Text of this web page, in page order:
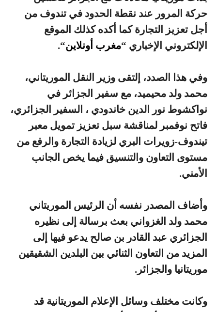
حركة المرور عند نقطة الحدود في تندوف من
أجل تعزيز التجارة كما أكده كذلك الموقع
الإلكتروني الإخباري “مغرب أونلاين“.
وفي هذا الصدد، إلتقى وزير النقل الموريتاني،
محمد ولد محيميد، مع سفير الجزائر في
نواكشوط نور الدين خاندودي ، السفير الجزائري،
فاتح نوفمبر لمناقشة سبل تعزيز تمويل معبر
تيندوف-زويرات البري لزيادة التجارة والرفع من
مستوى التعاون والتنسيق فيما يخص الجانب
الأمني.
وأضاف المصدر نفسه أن الرئيس الموريتاني
محمد ولد الغزواني بعث برسالة إلى نظيره
الجزائري عبد القادر بن صالح يدعو فيها إلى
المزيد من التعاون الثنائي بين البلدين الشقيقين
موريتانيا والجزائر.
وكانت مختلف وسائل الإعلام الموريتانية قد